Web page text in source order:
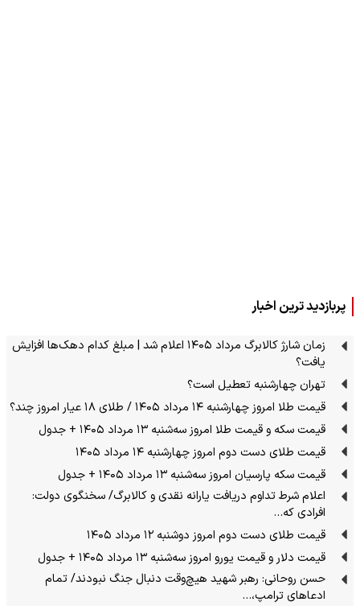
پربازدید ترین اخبار
زمان شارژ کالابرگ مرداد ۱۴۰۵ اعلام شد | مبلغ کدام دهک‌ها افزایش
یافت؟
تهران چهارشنبه تعطیل است؟
قیمت طلا امروز چهارشنبه ۱۴ مرداد ۱۴۰۵ / طلای ۱۸ عیار امروز چند؟
قیمت سکه و قیمت طلا امروز سه‌شنبه ۱۳ مرداد ۱۴۰۵ + جدول
قیمت طلای دست دوم امروز چهارشنبه ۱۴ مرداد ۱۴۰۵
قیمت سکه پارسیان امروز سه‌شنبه ۱۳ مرداد ۱۴۰۵ + جدول
اعلام شرط تداوم دریافت یارانه نقدی و کالابرگ/ سخنگوی دولت:
افرادی که…
قیمت طلای دست دوم امروز دوشنبه ۱۲ مرداد ۱۴۰۵
قیمت دلار و قیمت یورو امروز سه‌شنبه ۱۳ مرداد ۱۴۰۵ + جدول
حسن روحانی: رهبر شهید هیچ‌وقت دنبال جنگ نبودند/ تمام
ادعاهای ترامپ،…